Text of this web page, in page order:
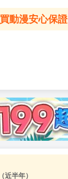
買動漫安心保證